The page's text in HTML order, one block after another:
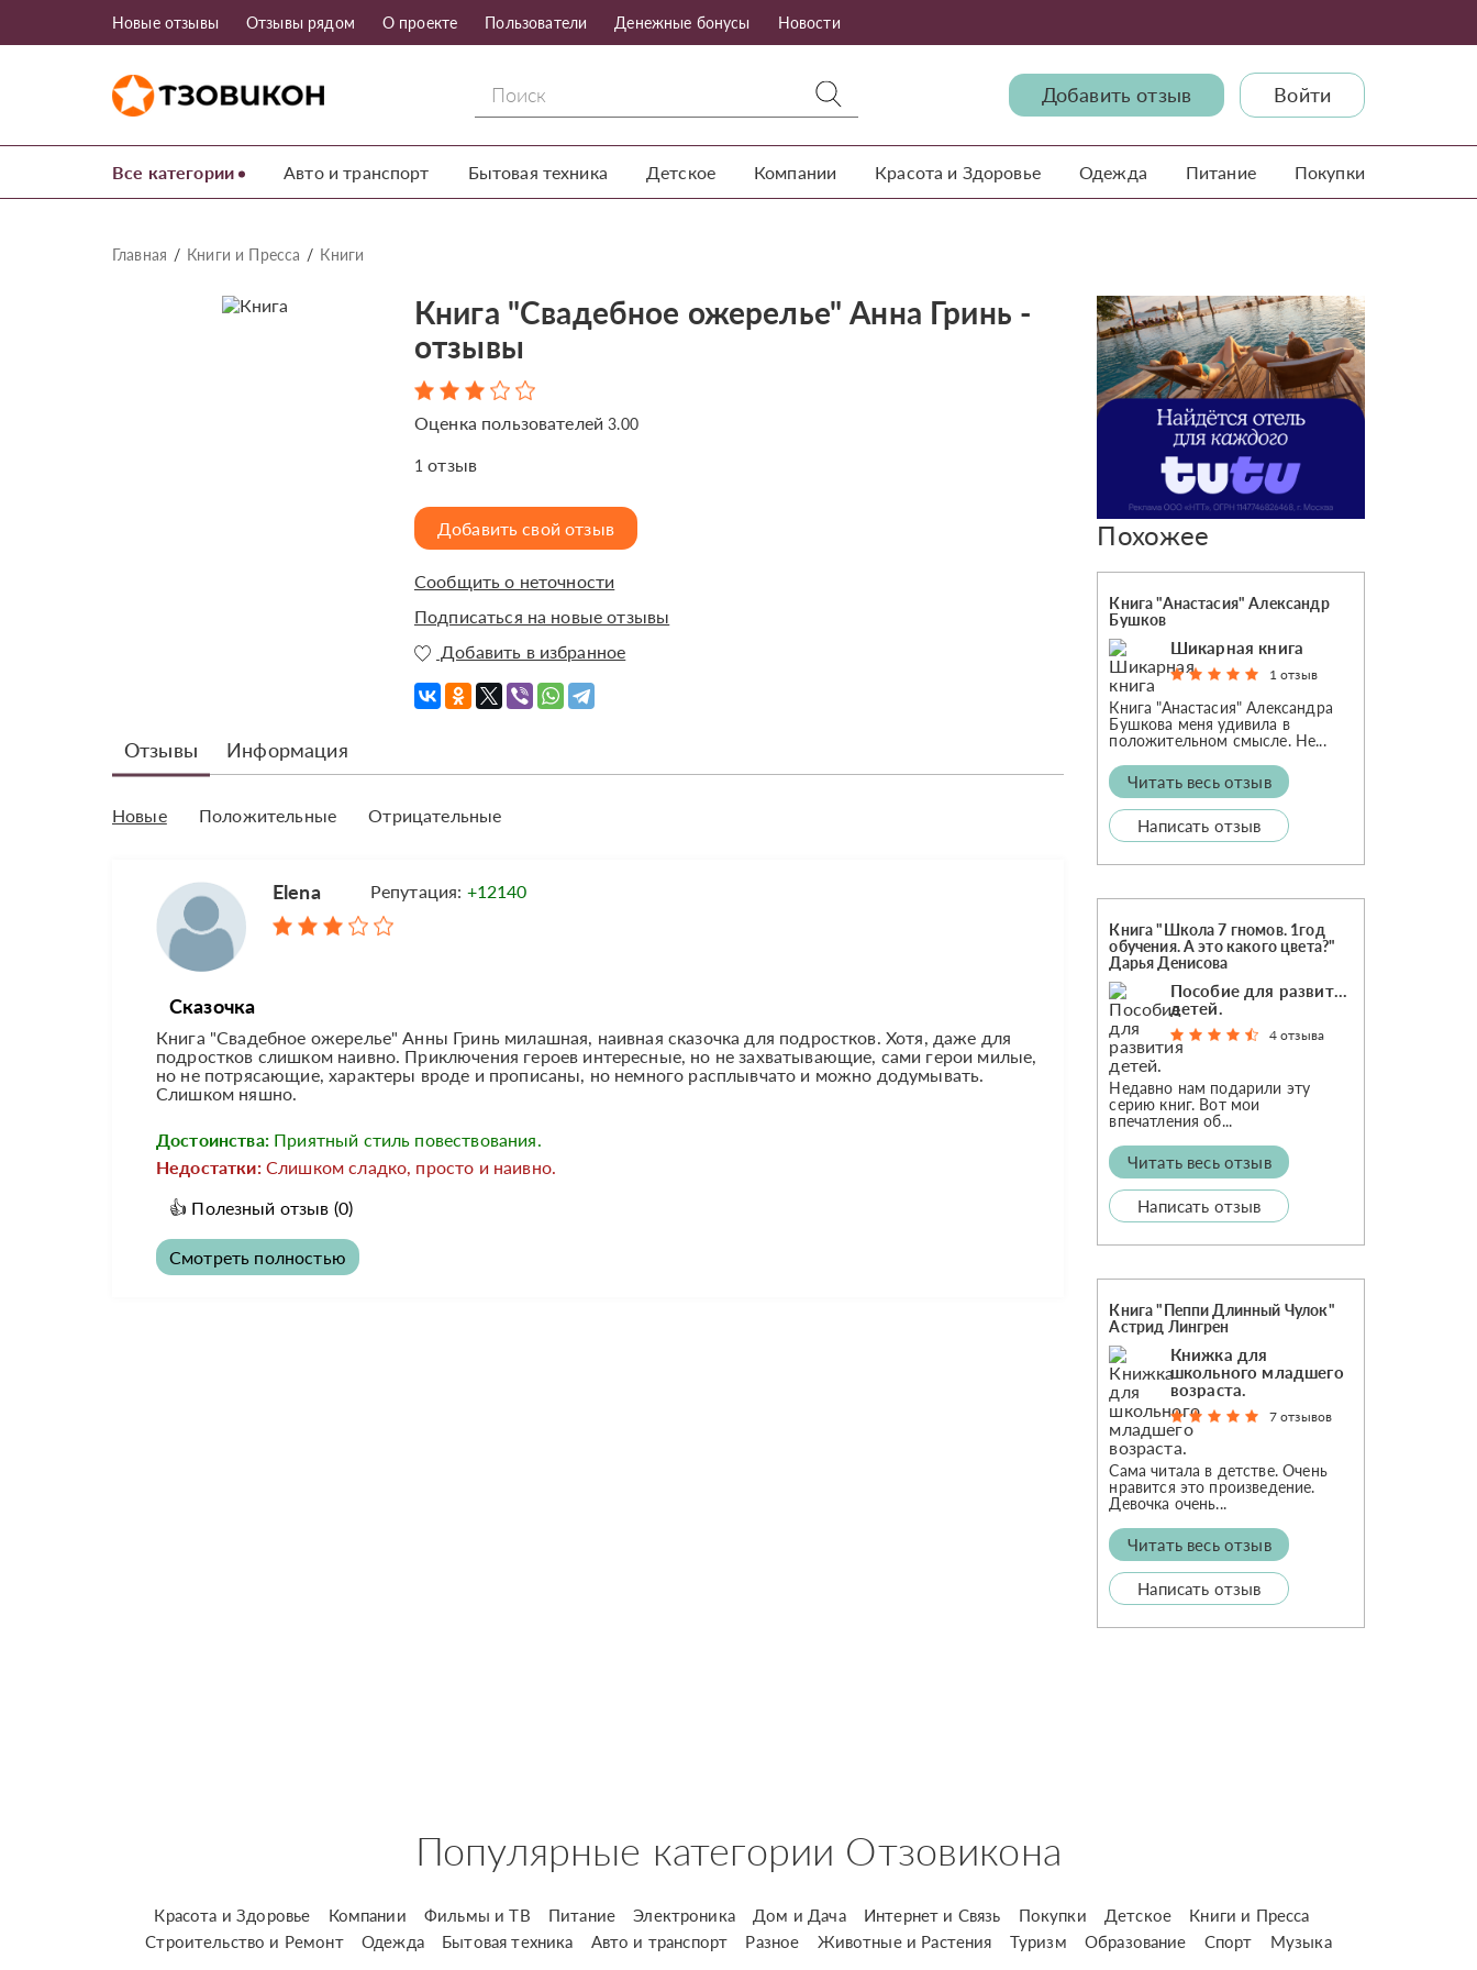
Новые отзывы Отзывы рядом О проекте Пользователи Денежные бонусы Новости
Добавить отзыв Войти
Все категории Авто и транспорт Бытовая техника Детское Компании Красота и Здоровье Одежда Питание Покупки
Главная Книги и Пресса Книги
Книга "Свадебное ожерелье" Анна Гринь -
отзывы
Оценка пользователей3.00
1 отзыв
Добавить свой отзыв
Сообщить о неточности
Подписаться на новые отзывы
Добавить в избранное
Отзывы Информация
Новые Положительные Отрицательные
Elena Репутация: +12140
Сказочка
Книга "Свадебное ожерелье" Анны Гринь милашная, наивная сказочка для подростков. Хотя, даже для
подростков слишком наивно. Приключения героев интересные, но не захватывающие, сами герои милые,
но не потрясающие, характеры вроде и прописаны, но немного расплывчато и можно додумывать.
Слишком няшно.
Достоинства: Приятный стиль повествования.
Недостатки: Слишком сладко, просто и наивно.
👍 Полезный отзыв (0)
Смотреть полностью
Похожее
Книга "Анастасия" Александр
Бушков
Шикарная книга
1 отзыв
Книга "Анастасия" Александра
Бушкова меня удивила в
положительном смысле. Не...
Читать весь отзыв
Написать отзыв
Книга "Школа 7 гномов. 1год
обучения. А это какого цвета?"
Дарья Денисова
Пособие для развития
детей.
4 отзыва
Недавно нам подарили эту
серию книг. Вот мои
впечатления об...
Читать весь отзыв
Написать отзыв
Книга "Пеппи Длинный Чулок"
Астрид Лингрен
Книжка для
школьного младшего
возраста.
7 отзывов
Сама читала в детстве. Очень
нравится это произведение.
Девочка очень...
Читать весь отзыв
Написать отзыв
Популярные категории Отзовикона
Красота и Здоровье Компании Фильмы и ТВ Питание Электроника Дом и Дача Интернет и Связь Покупки Детское
Книги и Пресса
Строительство и Ремонт
Одежда Бытовая техника Авто и транспорт Разное Животные и Растения Туризм Образование Спорт Музыка